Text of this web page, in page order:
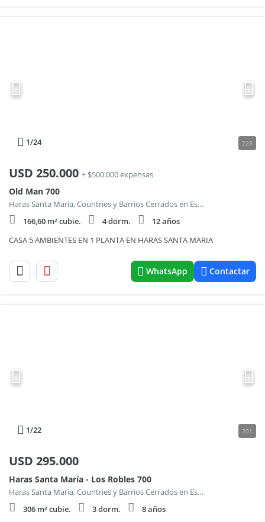
1/24 228
USD 250.000 + $500.000 expensas
Old Man 700
Haras Santa Maria, Countries y Barrios Cerrados en Escobar
166,60 m² cubie.
4 dorm.
12 años
CASA 5 AMBIENTES EN 1 PLANTA EN HARAS SANTA MARIA
WhatsApp Contactar
1/22 201
USD 295.000
Haras Santa María - Los Robles 700
Haras Santa Maria, Countries y Barrios Cerrados en Escobar
306 m² cubie.
3 dorm.
8 años